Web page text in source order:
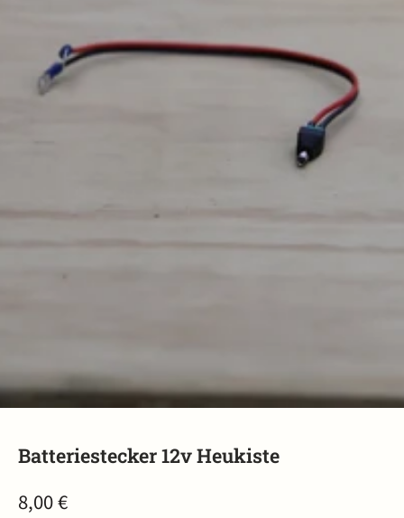
Batteriestecker 12v Heukiste
8,00 €